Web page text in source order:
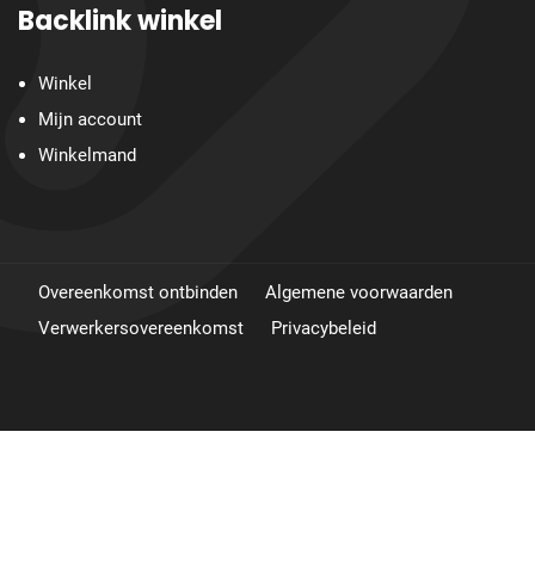
Backlink winkel
Winkel
Mijn account
Winkelmand
Overeenkomst ontbinden
Algemene voorwaarden
Verwerkersovereenkomst
Privacybeleid